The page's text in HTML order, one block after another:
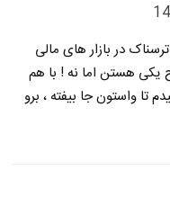
در بازار های مالی
یکی هستن اما نه ! با هم
تا واستون جا بیفته ، برو